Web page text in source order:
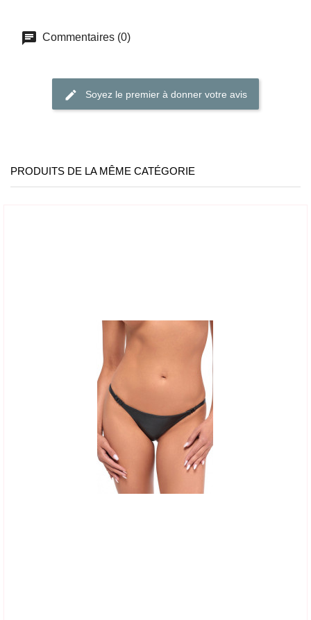
Commentaires (0)
Soyez le premier à donner votre avis
PRODUITS DE LA MÊME CATÉGORIE